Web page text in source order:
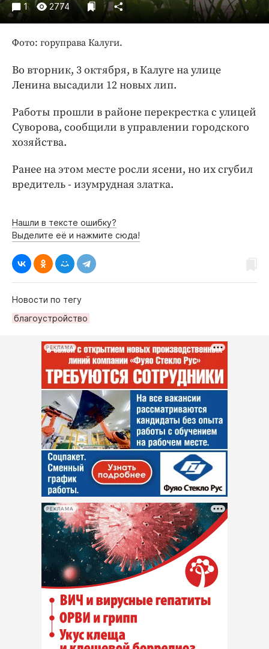
Экономика и бизнес
Издания
Интересное чтиво
Клиника года
Бренд года
Работодатель года
1 2774
Фото: горуправа Калуги.
Во вторник, 3 октября, в Калуге на улице
Ленина высадили 12 новых лип.
Работы прошли в районе перекрестка с улицей
Суворова, сообщили в управлении городского
хозяйства.
Ранее на этом месте росли ясени, но их сгубил
вредитель - изумрудная златка.
Нашли в тексте ошибку?
Выделите её и нажмите сюда!
Новости по тегу
благоустройство
РЕКЛАМА
РЕКЛАМА